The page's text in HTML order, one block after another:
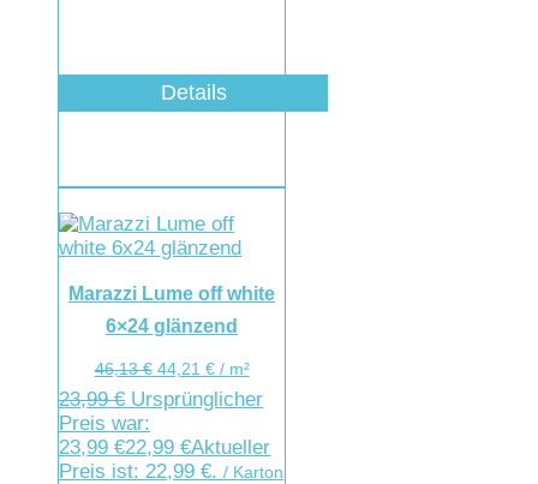
Details
Marazzi Lume off white
6×24 glänzend
46,13€ 44,21 €/ m²
23,99€ Ursprünglicher
Preis war:
23,99 €22,99 €Aktueller
Preis ist: 22,99 €. / Karton